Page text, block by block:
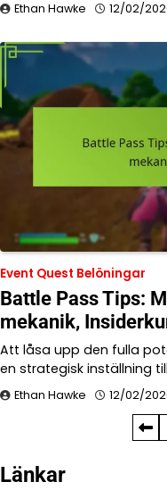
Ethan Hawke 12/02/
Event Quest Belöningar
Battle Pass Tips:
mekanik,
Att låsa upp den fulla
en strategisk inställning
Ethan Hawke 12/02/
pagination
Länkar